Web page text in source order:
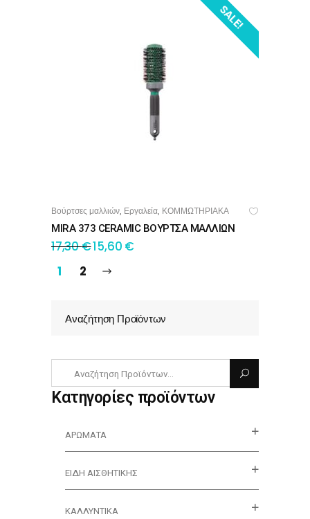
SALE!
ΠΡΟΣΘΉΚΗ ΣΤΟ ΚΑΛΆΘΙ
Βούρτσες μαλλιών, Εργαλεία, ΚΟΜΜΩΤΗΡΙΑΚΑ
MIRA 373 CERAMIC ΒΟΥΡΤΣΑ ΜΑΛΛΙΩΝ
17,30€15,60 €
1
2
Αναζήτηση Προϊόντων
Κατηγορίες προϊόντων
ΑΡΏΜΑΤΑ
ΕΊΔΗ ΑΙΣΘΗΤΙΚΉΣ
ΚΑΛΛΥΝΤΙΚΆ